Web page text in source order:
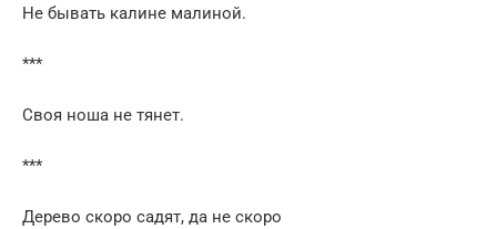
Не бывать калине малиной.
***
Своя ноша не тянет.
***
Дерево скоро садят, да не скоро